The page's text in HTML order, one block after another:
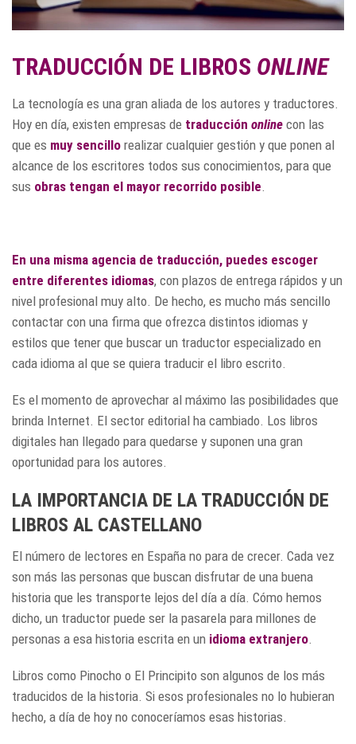
TRADUCCIÓN DE LIBROS ONLINE
La tecnología es una gran aliada de los autores y traductores.
Hoy en día, existen empresas de traducción online con las
que es muy sencillo realizar cualquier gestión y que ponen al
alcance de los escritores todos sus conocimientos, para que
sus obras tengan el mayor recorrido posible
En una misma agencia de traducción, puedes escoger
entre diferentes idiomas, con plazos de entrega rápidos y un
nivel profesional muy alto. De hecho, es mucho más sencillo
contactar con una firma que ofrezca distintos idiomas y
estilos que tener que buscar un traductor especializado en
cada idioma al que se quiera traducir el libro escrito.
Es el momento de aprovechar al máximo las posibilidades que
brinda Internet. El sector editorial ha cambiado. Los libros
digitales han llegado para quedarse y suponen una gran
oportunidad para los autores.
LA IMPORTANCIA DE LA TRADUCCIÓN DE
LIBROS AL CASTELLANO
El número de lectores en España no para de crecer. Cada vez
son más las personas que buscan disfrutar de una buena
historia que les transporte lejos del día a día. Cómo hemos
dicho, un traductor puede ser la pasarela para millones de
personas a esa historia escrita en un idioma extranjero
Libros como Pinocho o El Principito son algunos de los más
traducidos de la historia. Si esos profesionales no lo hubieran
hecho, a día de hoy no conoceríamos esas historias.